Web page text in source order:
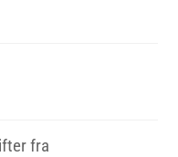
fra